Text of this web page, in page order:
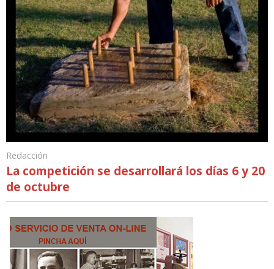
Redacción
La competición se desarrollará los días 6 y 20
de octubre